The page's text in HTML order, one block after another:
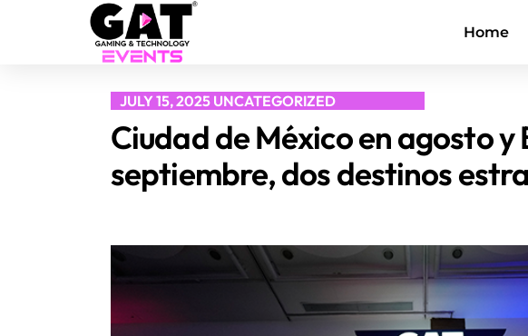
Home
JULY 15, 2025 UNCATEGORIZED
Ciudad de México en agosto y
septiembre, dos destinos